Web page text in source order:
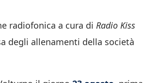
radiofonica a cura di Radio Kiss
degli allenamenti della società